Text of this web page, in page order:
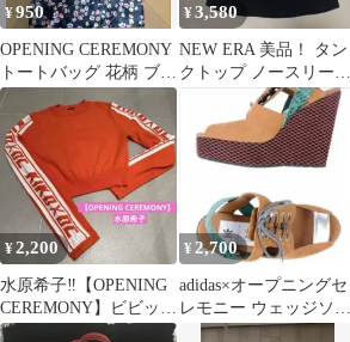
¥950
OPENING CEREMONY
トートバッグ 花柄 ブラ
ック
¥3,580
NEW ERA 美品！ タン
クトップ ノースリーブ
ブラック サイズM
¥2,200
水原希子‼️【OPENING
CEREMONY】ビビット
ショート丈セーター
¥ 2,700
adidas×オープニングセ
レモニー ウェッジソー